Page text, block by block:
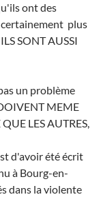
ont des
certainement plus
SONT AUSSI
un problème
MEME
LES AUTRES,
d'avoir été écrit
à Bourg-en-
dans la violente